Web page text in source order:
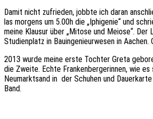
Damit nicht zufrieden, jobbte ich daran
las morgens um 5.00h die „Iphigenie“ und
meine Klausur über „Mitose und Meiose“. Der
Studienplatz in Bauingenieurwesen in
2013 wurde meine erste Tochter Greta
die Zweite. Echte Frankenbergerinnen, wie
Neumarktsand in der Schuhen und
Band.